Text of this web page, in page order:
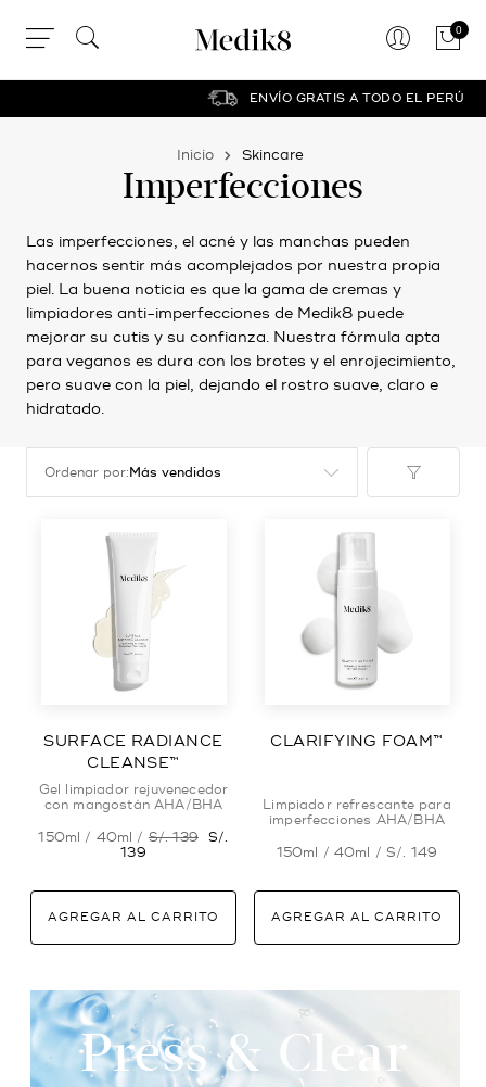
0
ENVÍO GRATIS A TODO EL PERÚ
Inicio Skincare
Imperfecciones
Las imperfecciones, el acné y las manchas pueden
hacernos sentir más acomplejados por nuestra propia
piel. La buena noticia es que la gama de cremas y
limpiadores anti-imperfecciones de Medik8 puede
mejorar su cutis y su confianza. Nuestra fórmula apta
para veganos es dura con los brotes y el enrojecimiento,
pero suave con la piel, dejando el rostro suave, claro e
hidratado.
Ordenar por:
SURFACE RADIANCE
CLEANSE™
Gel limpiador rejuvenecedor
con mangostán AHA/BHA
150ml / 40ml /S/. 139
S/.
139
AGREGAR AL CARRITO
CLARIFYING FOAM™
Limpiador refrescante para
imperfecciones AHA/BHA
150ml / 40ml / S/. 149
AGREGAR AL CARRITO
Press & Clear